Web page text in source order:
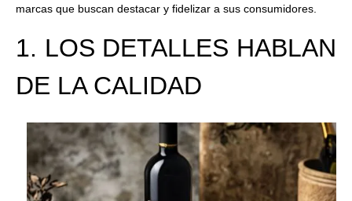
marcas que buscan destacar y fidelizar a sus consumidores.
1. LOS DETALLES HABLAN
DE LA CALIDAD